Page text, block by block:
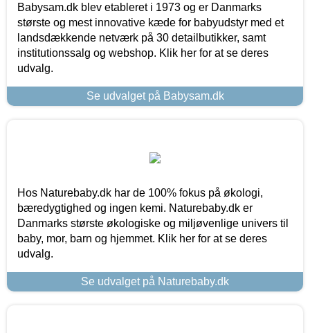
Babysam.dk blev etableret i 1973 og er Danmarks
største og mest innovative kæde for babyudstyr med et
landsdækkende netværk på 30 detailbutikker, samt
institutionssalg og webshop. Klik her for at se deres
udvalg.
Se udvalget på Babysam.dk
Hos Naturebaby.dk har de 100% fokus på økologi,
bæredygtighed og ingen kemi. Naturebaby.dk er
Danmarks største økologiske og miljøvenlige univers til
baby, mor, barn og hjemmet. Klik her for at se deres
udvalg.
Se udvalget på Naturebaby.dk